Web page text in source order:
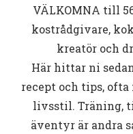
VÄLKOMNA till
kostrådgivare,
kreatör och
Här hittar ni
recept och tips,
livsstil. Träning,
äventyr är andra